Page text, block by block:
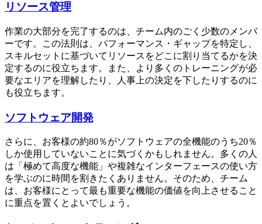
リソース管理
作業の大部分を完了するのは、チーム内のごく少数のメンバ
ーです。この法則は、パフォーマンス・ギャップを特定し、
スキルセットに基づいてリソースをどこに割り当てるかを決
定するのに役立ちます。また、より多くのトレーニングが必
要なエリアを理解したり、人事上の決定を下したりするのに
も役立ちます。
ソフトウェア開発
さらに、お客様の約80％がソフトウェアの全機能のうち20％
しか使用していないことに気づくかもしれません。多くの人
は「極めて高度な機能」や複雑なインターフェースの使い方
を学ぶのに時間を割きたくありません。そのため、チーム
は、お客様にとって最も重要な機能の価値を向上させること
に重点を置くとよいでしょう。